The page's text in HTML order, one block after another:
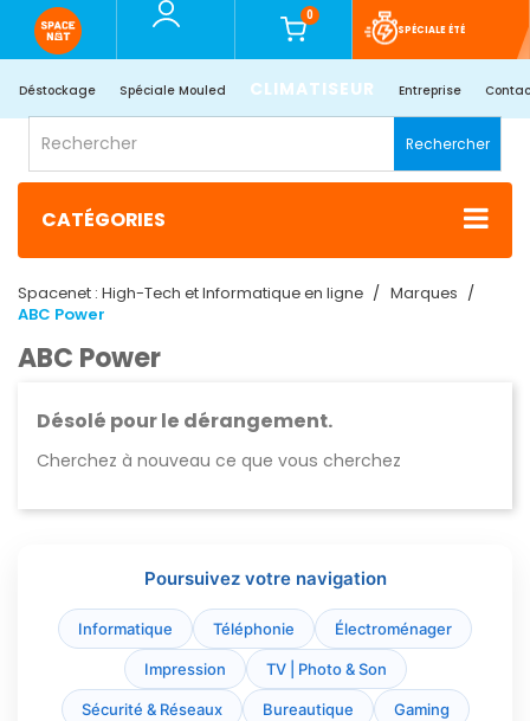
0
SPÉCIALE ÉTÉ
Déstockage Spéciale Mouled CLIMATISEUR Entreprise
Rechercher
CATÉGORIES
Spacenet : High-Tech et Informatique en ligne
Marques
ABC Power
ABC Power
Désolé pour le dérangement.
Cherchez à nouveau ce que vous cherchez
Poursuivez votre navigation
Informatique Téléphonie Électroménager
Impression TV | Photo & Son
Sécurité & Réseaux Bureautique Gaming